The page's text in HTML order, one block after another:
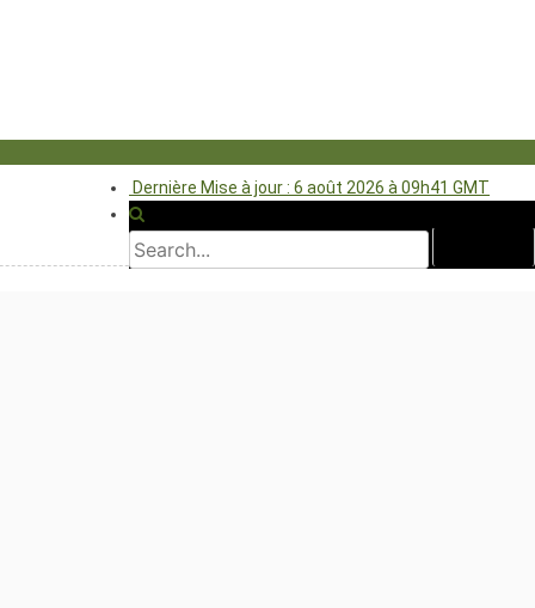
Dernière Mise à jour : 6 août 2026 à 09h41 GMT